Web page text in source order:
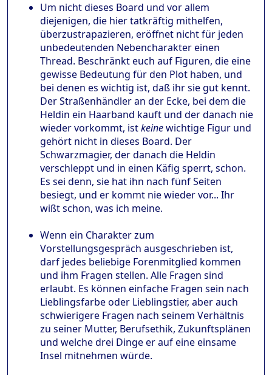
Um nicht dieses Board und vor allem
diejenigen, die hier tatkräftig mithelfen,
überzustrapazieren, eröffnet nicht für jeden
unbedeutenden Nebencharakter einen
Thread. Beschränkt euch auf Figuren, die eine
gewisse Bedeutung für den Plot haben, und
bei denen es wichtig ist, daß ihr sie gut kennt.
Der Straßenhändler an der Ecke, bei dem die
Heldin ein Haarband kauft und der danach nie
wieder vorkommt, istkeinewichtige Figur und
gehört nicht in dieses Board. Der
Schwarzmagier, der danach die Heldin
verschleppt und in einen Käfig sperrt, schon.
Es sei denn, sie hat ihn nach fünf Seiten
besiegt, und er kommt nie wieder vor... Ihr
wißt schon, was ich meine.
Wenn ein Charakter zum
Vorstellungsgespräch ausgeschrieben ist,
darf jedes beliebige Forenmitglied kommen
und ihm Fragen stellen. Alle Fragen sind
erlaubt. Es können einfache Fragen sein nach
Lieblingsfarbe oder Lieblingstier, aber auch
schwierigere Fragen nach seinem Verhältnis
zu seiner Mutter, Berufsethik, Zukunftsplänen
und welche drei Dinge er auf eine einsame
Insel mitnehmen würde.